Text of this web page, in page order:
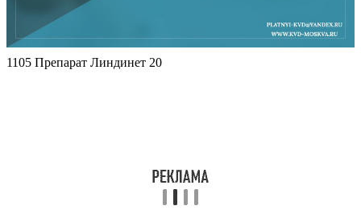
1105 Препарат Линдинет 20